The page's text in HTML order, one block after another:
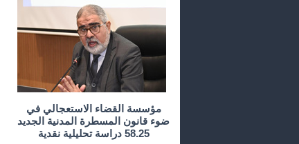
مؤسسة القضاء الاستعجالي في
ضوء قانون المسطرة المدنية الجديد
58.25 دراسة تحليلية نقدية